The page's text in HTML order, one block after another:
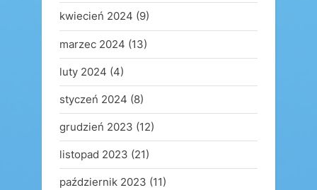
kwiecień 2024 (9)
marzec 2024 (13)
luty 2024 (4)
styczeń 2024 (8)
grudzień 2023 (12)
listopad 2023 (21)
październik 2023 (11)